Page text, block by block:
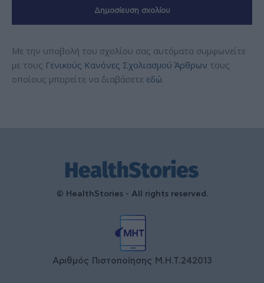
Με την υποβολή του σχολίου σας αυτόματα συμφωνείτε
με τους Γενικούς Κανόνες Σχολιασμού Άρθρων τους
οποίους μπορείτε να διαβάσετε εδώ.
© HealthStories - All rights reserved.
Αριθμός Πιστοποίησης Μ.Η.Τ.242013